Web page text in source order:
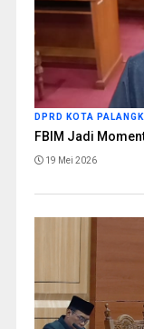
DPRD KOTA
FBIM Jadi
19 Mei 2026